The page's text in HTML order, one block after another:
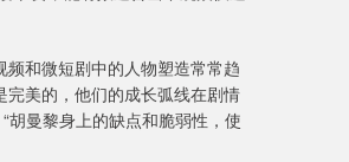
和微短剧中的人物塑造常常趋
美的，他们的成长弧线在剧情
胡曼黎身上的缺点和脆弱性，使